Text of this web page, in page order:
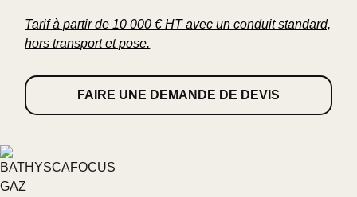
Tarif à partir de 10 000 € HT avec un conduit standard,
hors transport et pose.
FAIRE UNE DEMANDE DE DEVIS